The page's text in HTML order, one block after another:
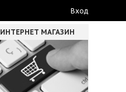
Вход
ИНТЕРНЕТ МАГАЗИН